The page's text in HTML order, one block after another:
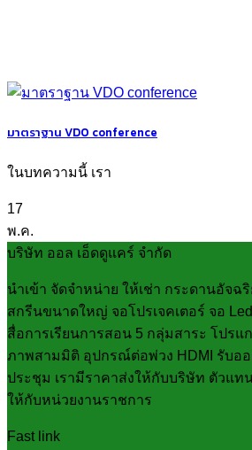
มาตราฐาน VDO conference
ในบทความนี้ เรา
17
พ.ค.
บริษัท ออล เอ็ดดูแคร์ จำกัด
นำเข้า จัดจำหน่าย ให้เช่า กระดานอัจฉ
สกรีนขนาดใหญ่ จอโปรเจคเตอร์ จอ
สื่อการเรียนการสอน 5 กลุ่มสาระ โปรแ
ภาพสามมิติ อุปกรณ์ต่อพ่วง HDMI รับออ
ประชุม เรามีราคาส่งให้กับบริษัท ตัวแท
ให้กับหน่วยงานราชการ
Fast link